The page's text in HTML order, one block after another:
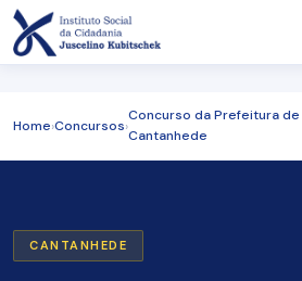
Home›Concursos›
Concurso da Prefeitura de
Cantanhede
CANTANHEDE